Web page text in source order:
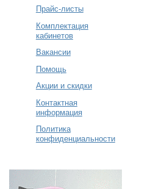
Прайс-листы
Комплектация
кабинетов
Вакансии
Помощь
Акции и скидки
Контактная
информация
Политика
конфиденциальности